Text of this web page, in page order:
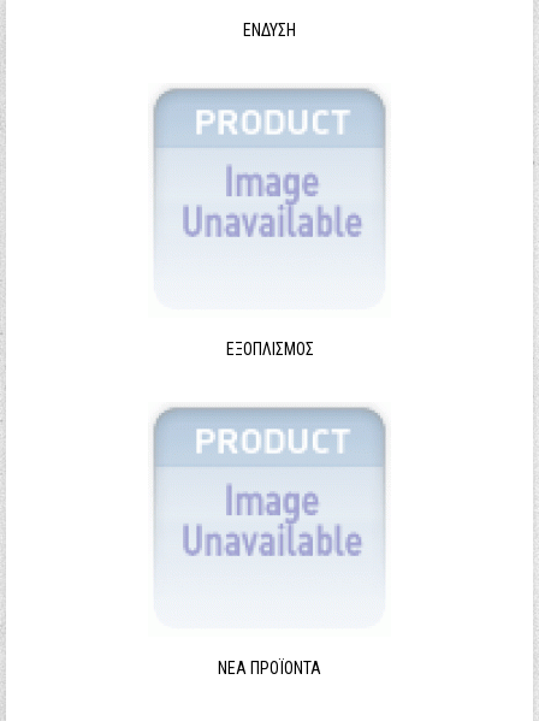
ΈΝΔΥΣΗ
ΕΞΟΠΛΙΣΜΌΣ
ΝΈΑ ΠΡΟΪΌΝΤΑ